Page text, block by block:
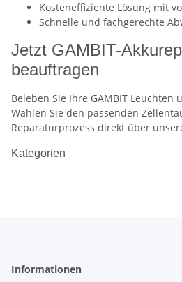
Kosteneffiziente Lösung mit
Schnelle und fachgerechte
Jetzt GAMBIT-
beauftragen
Beleben Sie Ihre GAMBIT Leuchten
Wählen Sie den passenden
Reparaturprozess direkt über
Kategorien
Informationen